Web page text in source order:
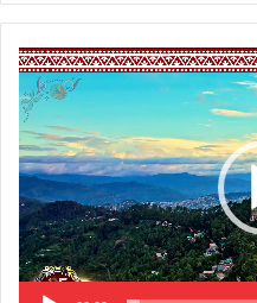
Video
Player